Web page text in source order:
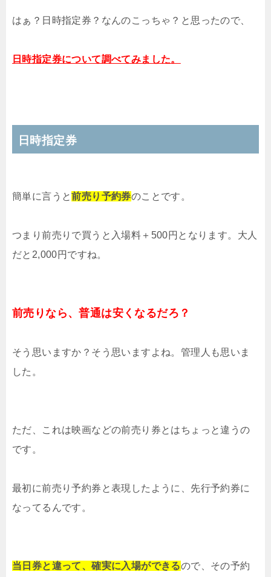
はぁ？日時指定券？なんのこっちゃ？と思ったので、
日時指定券について調べてみました。
日時指定券
簡単に言うと前売り予約券のことです。
つまり前売りで買うと入場料＋500円となります。大人
だと2,000円ですね。
前売りなら、普通は安くなるだろ？
そう思いますか？そう思いますよね。管理人も思いま
した。
ただ、これは映画などの前売り券とはちょっと違うの
です。
最初に前売り予約券と表現したように、先行予約券に
なってるんです。
当日券と違って、確実に入場ができるので、その予約